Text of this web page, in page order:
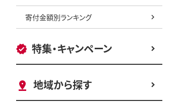
寄付金額別ランキング
特集・キャンペーン
地域から探す